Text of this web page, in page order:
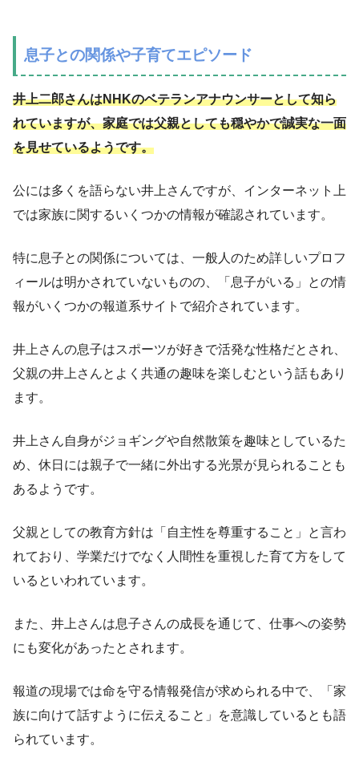
息子との関係や子育てエピソード
井上二郎さんはNHKのベテランアナウンサーとして知ら
れていますが、家庭では父親としても穏やかで誠実な一面
を見せているようです。
公には多くを語らない井上さんですが、インターネット上
では家族に関するいくつかの情報が確認されています。
特に息子との関係については、一般人のため詳しいプロフ
ィールは明かされていないものの、「息子がいる」との情
報がいくつかの報道系サイトで紹介されています。
井上さんの息子はスポーツが好きで活発な性格だとされ、
父親の井上さんとよく共通の趣味を楽しむという話もあり
ます。
井上さん自身がジョギングや自然散策を趣味としているた
め、休日には親子で一緒に外出する光景が見られることも
あるようです。
父親としての教育方針は「自主性を尊重すること」と言わ
れており、学業だけでなく人間性を重視した育て方をして
いるといわれています。
また、井上さんは息子さんの成長を通じて、仕事への姿勢
にも変化があったとされます。
報道の現場では命を守る情報発信が求められる中で、「家
族に向けて話すように伝えること」を意識しているとも語
られています。